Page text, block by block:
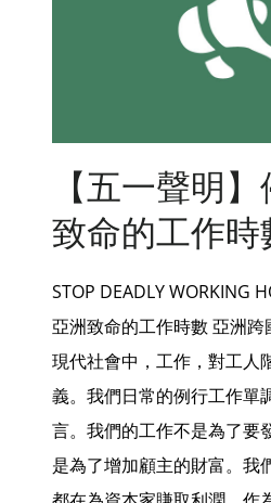
【五一聲明
致命的工作時
STOP DEADLY WORKING
亞洲致命的工作時數 亞洲
現代社會中，工作，對工人
義。我們日常的例行工作單
言。我們的工作不是為了要
是為了增加顧主的財富。我